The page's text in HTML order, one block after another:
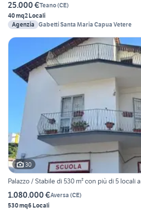
25.000 €Teano(CE)
40 mq2 Locali
Agenzia Gabetti Santa Maria Capua Vetere
30
Palazzo / Stabile di 530 m² con più di 5 locali a
1.080.000 €Aversa (CE)
530 mq6 Locali